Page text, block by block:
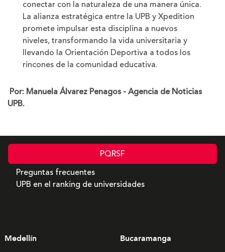
conectar con la naturaleza de una manera única.
La alianza estratégica entre la UPB y Xpedition
promete impulsar esta disciplina a nuevos
niveles, transformando la vida universitaria y
llevando la Orientación Deportiva a todos los
rincones de la comunidad educativa.
Por: Manuela Álvarez Penagos - Agencia de Noticias
UPB.
PQRSF
Preguntas frecuentes
UPB en el ranking de universidades
Medellín Bucaramanga